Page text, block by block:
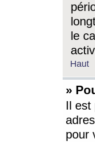
le
Haut
»
Il est
pour